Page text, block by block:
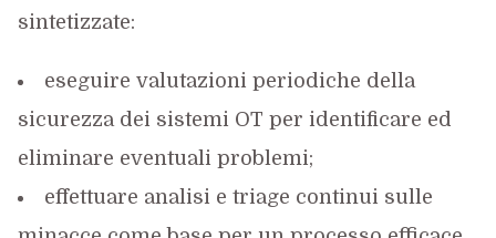
sintetizzate:
eseguire valutazioni periodiche della
sicurezza dei sistemi OT per identificare ed
eliminare eventuali problemi;
effettuare analisi e triage continui sulle